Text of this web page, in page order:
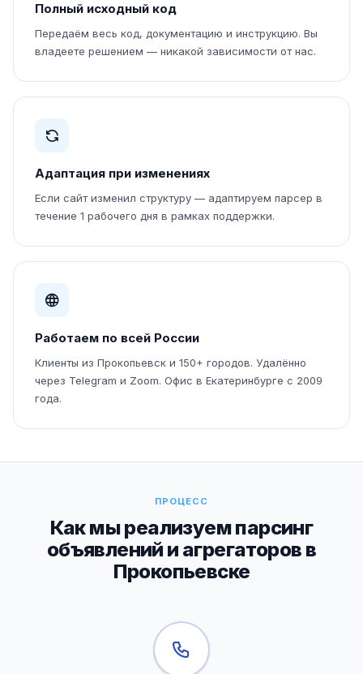
Полный исходный код
Передаём весь код, документацию и инструкцию. Вы
владеете решением — никакой зависимости от нас.
Адаптация при изменениях
Если сайт изменил структуру — адаптируем парсер в
течение 1 рабочего дня в рамках поддержки.
Работаем по всей России
Клиенты из Прокопьевск и 150+ городов. Удалённо
через Telegram и Zoom. Офис в Екатеринбурге с 2009
года.
ПРОЦЕСС
Как мы реализуем парсинг
объявлений и агрегаторов в
Прокопьевске